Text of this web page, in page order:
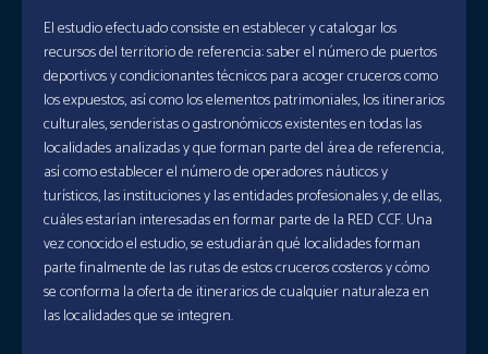
El estudio efectuado consiste en establecer y catalogar los
recursos del territorio de referencia: saber el número de puertos
deportivos y condicionantes técnicos para acoger cruceros como
los expuestos, así como los elementos patrimoniales, los itinerarios
culturales, senderistas o gastronómicos existentes en todas las
localidades analizadas y que forman parte del área de referencia,
así como establecer el número de operadores náuticos y
turísticos, las instituciones y las entidades profesionales y, de ellas,
cuáles estarían interesadas en formar parte de la RED CCF. Una
vez conocido el estudio, se estudiarán qué localidades forman
parte finalmente de las rutas de estos cruceros costeros y cómo
se conforma la oferta de itinerarios de cualquier naturaleza en
las localidades que se integren.